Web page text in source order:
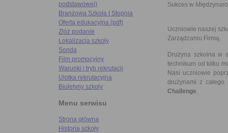
podstawowej)
Branżowa Szkoła I Stopnia
Oferta edukacyjna (pdf)
Złóż podanie
Lokalizacja szkoły
Sonda
Film promocyjny
Warunki i tryb rekrutacji
Ulotka rekrutacyjna
Biuletyny szkoły
Menu serwisu
Strona główna
Historia szkoły
Sukces w
Uczniowie naszej
Zarządzaniu Firmą.
Drużyna szkolna w
technikum od kilku
Nasi uczniowie
drużynami z
Challenge.